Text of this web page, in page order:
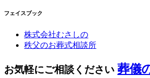
フェイスブック
株式会社むさしの
秩父のお葬式相談所
お気軽にご相談ください 葬儀